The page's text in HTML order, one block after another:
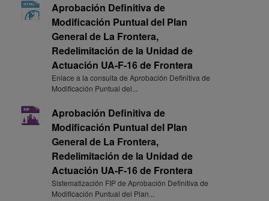
Aprobación Definitiva de
Modificación Puntual del Plan
General de La Frontera,
Redelimitación de la Unidad de
Actuación UA-F-16 de Frontera
Enlace a la consulta de Aprobación Definitiva de
Modificación Puntual del...
Aprobación Definitiva de
Modificación Puntual del Plan
General de La Frontera,
Redelimitación de la Unidad de
Actuación UA-F-16 de Frontera
Sistematización FIP de Aprobación Definitiva de
Modificación Puntual del Plan...